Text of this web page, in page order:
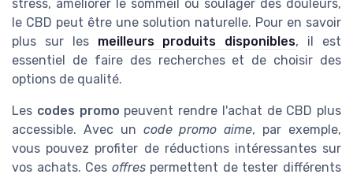
stress, améliorer le sommeil ou soulager des douleurs,
le CBD peut être une solution naturelle. Pour en savoir
plus sur les meilleurs produits disponibles, il est
essentiel de faire des recherches et de choisir des
options de qualité.
Les codes promo peuvent rendre l'achat de CBD plus
accessible. Avec un code promo aime, par exemple,
vous pouvez profiter de réductions intéressantes sur
vos achats. Ces offrespermettent de tester différents